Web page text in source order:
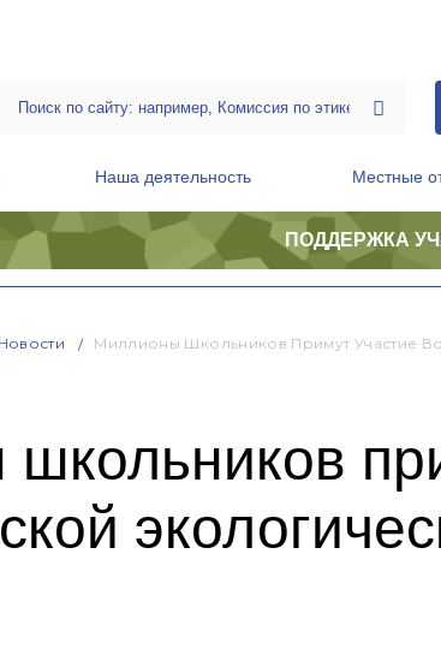
Наша деятельность Местные
ПОДДЕРЖКА
Новости Миллионы Школьников Примут Участие